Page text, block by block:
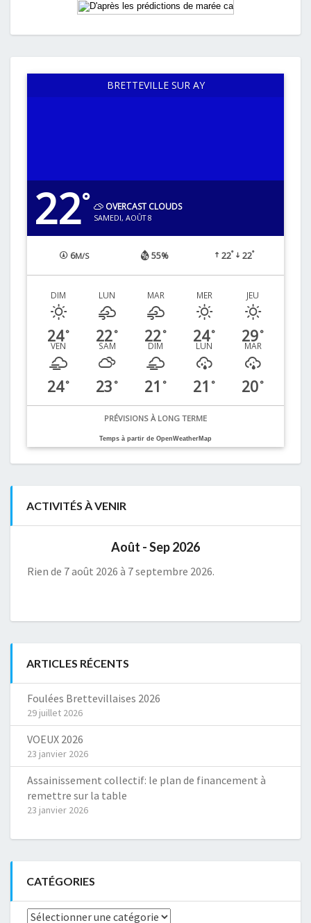
BRETTEVILLE SUR AY
22° OVERCAST CLOUDS
SAMEDI, AOÛT 8
6M/S 55% 22° 22°
DIM
24°
LUN
22°
MAR
22°
MER
24°
JEU
29°
VEN
24°
SAM
23 °
DIM
21 °
LUN
21 °
MAR
20°
PRÉVISIONS À LONG TERME
Temps à partir de OpenWeatherMap
ACTIVITÉS À VENIR
Août - Sep 2026
Rien de 7 août 2026 à 7 septembre 2026.
ARTICLES RÉCENTS
Foulées Brettevillaises 2026
29 juillet 2026
VOEUX 2026
23 janvier 2026
Assainissement collectif: le plan de financement à
remettre sur la table
23 janvier 2026
CATÉGORIES
Catégories